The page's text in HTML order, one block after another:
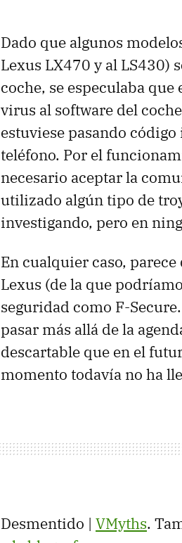
Dado que algunos
Lexus LX470 y al LS430)
coche, se especulaba
virus al software del
estuviese pasando
teléfono. Por el
necesario aceptar la
utilizado algún tipo de
investigando, pero en
En cualquier caso,
Lexus (de la que
seguridad como F-
pasar más allá de la
descartable que en el
momento todavía no ha
Desmentido | VMyths.